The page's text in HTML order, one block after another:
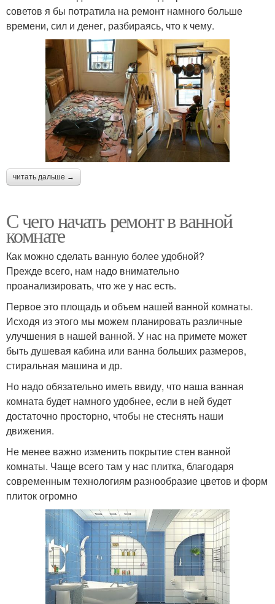
советов я бы потратила на ремонт намного больше
времени, сил и денег, разбираясь, что к чему.
читать дальше →
С чего начать ремонт в ванной
комнате
Как можно сделать ванную более удобной?
Прежде всего, нам надо внимательно
проанализировать, что же у нас есть.
Первое это площадь и объем нашей ванной комнаты.
Исходя из этого мы можем планировать различные
улучшения в нашей ванной. У нас на примете может
быть душевая кабина или ванна больших размеров,
стиральная машина и др.
Но надо обязательно иметь ввиду, что наша ванная
комната будет намного удобнее, если в ней будет
достаточно просторно, чтобы не стеснять наши
движения.
Не менее важно изменить покрытие стен ванной
комнаты. Чаще всего там у нас плитка, благодаря
современным технологиям разнообразие цветов и форм
плиток огромно